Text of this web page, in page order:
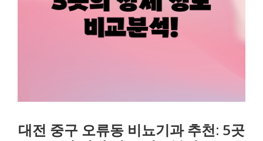
대전 중구 오류동 비뇨기과 추천: 5곳